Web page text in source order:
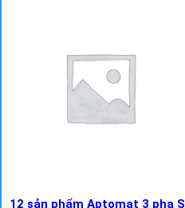
12 sản phẩm Aptomat 3 pha